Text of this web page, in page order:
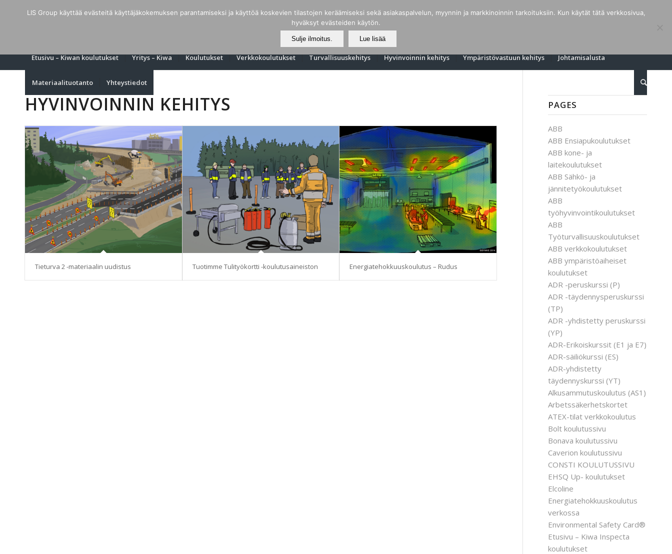
Etusivu – Kiwan koulutukset Yritys – Kiwa Koulutukset Verkkokoulutukset Turvallisuuskehitys Hyvinvoinnin kehitys Ympäristövastuun kehitys Johtamisalusta
Materiaalituotanto Yhteystiedot
HYVINVOINNIN KEHITYS
Tieturva 2 -materiaalin uudistus Tuotimme Tulityökortti -koulutusaineiston Energiatehokkuuskoulutus – Rudus
PAGES
ABB
ABB Ensiapukoulutukset
ABB kone- ja
laitekoulutukset
ABB Sähkö- ja
jännitetyökoulutukset
ABB
työhyvinvointikoulutukset
ABB
Työturvallisuuskoulutukset
ABB verkkokoulutukset
ABB ympäristöaiheiset
koulutukset
ADR -peruskurssi (P)
ADR -täydennysperuskurssi
(TP)
ADR -yhdistetty peruskurssi
(YP)
ADR-Erikoiskurssit (E1 ja E7)
ADR-säiliökurssi (ES)
ADR-yhdistetty
täydennyskurssi (YT)
Alkusammutuskoulutus (AS1)
Arbetssäkerhetskortet
ATEX-tilat verkkokoulutus
Bolt koulutussivu
Bonava koulutussivu
Caverion koulutussivu
CONSTI KOULUTUSSIVU
EHSQ Up- koulutukset
Elcoline
Energiatehokkuuskoulutus
verkossa
Environmental Safety Card®
Etusivu – Kiwa Inspecta
koulutukset
LIS Group käyttää evästeitä käyttäjäkokemuksen parantamiseksi ja käyttöä koskevien tilastojen keräämiseksi sekä asiakaspalvelun, myynnin ja markkinoinnin tarkoituksiin. Kun käytät tätä verkkosivua,
hyväksyt evästeiden käytön.
Sulje ilmoitus. Lue lisää